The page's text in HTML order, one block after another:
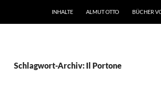
INHALTE ALMUT OTTO BÜCHER
Schlagwort-Archiv: Il Portone